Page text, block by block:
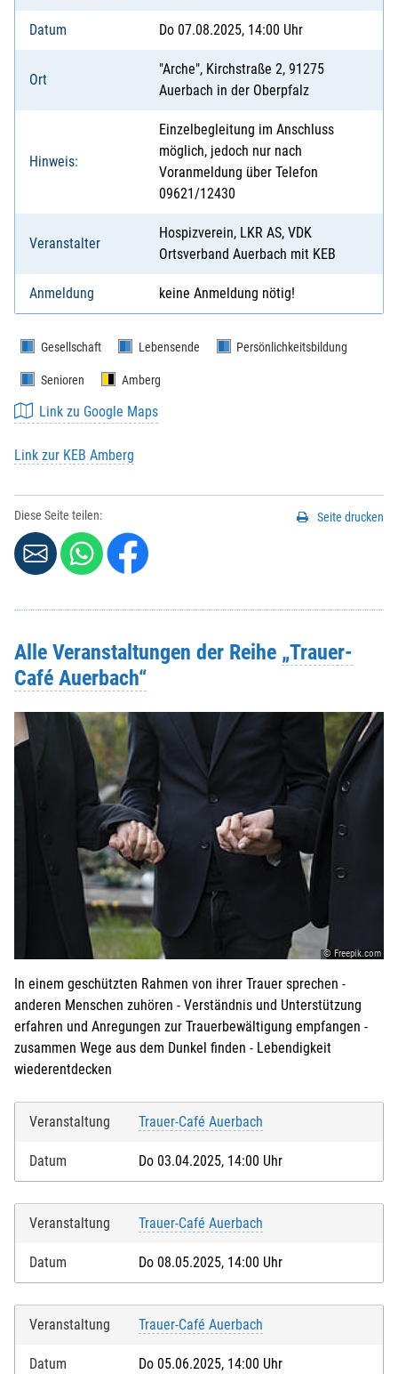
Datum Do 07.08.2025, 14:00 Uhr
Ort
"Arche", Kirchstraße 2, 91275
Auerbach in der Oberpfalz
Hinweis:
Einzelbegleitung im Anschluss
möglich, jedoch nur nach
Voranmeldung über Telefon
09621/12430
Veranstalter
Hospizverein, LKR AS, VDK
Ortsverband Auerbach mit KEB
Anmeldung keine Anmeldung nötig!
Gesellschaft Lebensende Persönlichkeitsbildung
Senioren Amberg
Link zu Google Maps
Link zur KEB Amberg
Diese Seite teilen: Seite drucken
Alle Veranstaltungen der Reihe „Trauer-
Café Auerbach“
© Freepik.com
In einem geschützten Rahmen von ihrer Trauer sprechen -
anderen Menschen zuhören - Verständnis und Unterstützung
erfahren und Anregungen zur Trauerbewältigung empfangen -
zusammen Wege aus dem Dunkel finden - Lebendigkeit
wiederentdecken
Veranstaltung Trauer-Café Auerbach
Datum Do 03.04.2025, 14:00 Uhr
Veranstaltung Trauer-Café Auerbach
Datum Do 08.05.2025, 14:00 Uhr
Veranstaltung Trauer-Café Auerbach
Datum Do 05.06.2025, 14:00 Uhr